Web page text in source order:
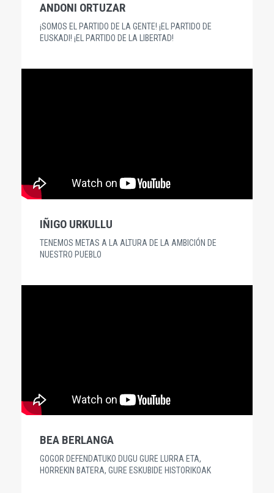
ANDONI ORTUZAR
¡SOMOS EL PARTIDO DE LA GENTE! ¡EL PARTIDO DE
EUSKADI! ¡EL PARTIDO DE LA LIBERTAD!
IÑIGO URKULLU
TENEMOS METAS A LA ALTURA DE LA AMBICIÓN DE
NUESTRO PUEBLO
BEA BERLANGA
GOGOR DEFENDATUKO DUGU GURE LURRA ETA,
HORREKIN BATERA, GURE ESKUBIDE HISTORIKOAK